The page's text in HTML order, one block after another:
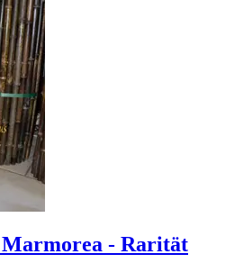
Marmorea - Rarität